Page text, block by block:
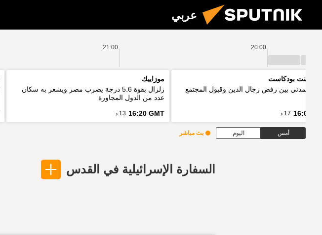
عربي
20:00
21:00
بوينت بودكاست
المدني بين رفض رجال الدين وقبول المجتمع
16:03 17 د
موزاييك
زلزال بقوة 5.6 درجة يضرب مصر ويشعر به سكان
عدد من الدول المجاورة
16:20 GMT 13 د
أمس اليوم بث مباشر
السفارة الإسرائيلية في القدس